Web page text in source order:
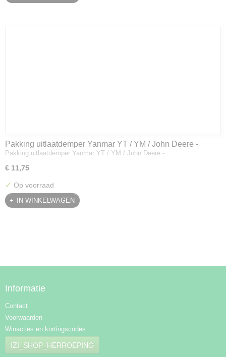
Pakking uitlaatdemper Yanmar YT / YM / John Deere -
128300-13230
Pakking uitlaatdemper Yanmar YT / YM / John Deere -…
€ 11,75
✓ Op voorraad
IN WINKELWAGEN
Informatie
Contact
Voorwaarden
Winacties en kortingscodes
IZI_SHOP_HERROEPING